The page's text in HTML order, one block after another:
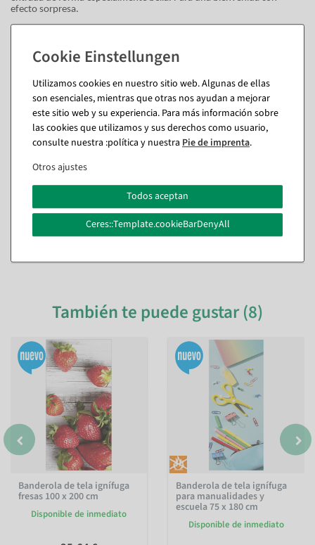
efecto sorpresa.
Para que el motivo llame la atención sin arrugas, las pancartas llevan
una vainica en la parte superior e inferior. En combinación con un
armoniosa. Los postes a juego están disponibles en aluminio y
madera. Con nuestras encantadoras líneas largas decorativas con
flores de cerezo rosas, puedes irradiar muchas vibraciones positivas.
En el área de ventas, en las ferias, en los eventos... simplemente en
todas partes.
General
Tejido impreso por una cara con bajo peso propio (115 g/m²) en
Dos costuras huecas en la parte superior e inferior, puede encontrar
barras de colgar a juego en nuestra gama.
También te puede gustar (8)
Banderola de tela ignífuga
fresas 100 x 200 cm
Disponible de inmediato
Banderola de tela ignífuga
para manualidades y
escuela 75 x 180 cm
Disponible de inmediato
Utilizamos cookies en nuestro sitio web. Algunas de ellas
son esenciales, mientras que otras nos ayudan a mejorar
este sitio web y su experiencia. Para más información sobre
las cookies que utilizamos y sus derechos como usuario,
consulte nuestra :política y nuestra Pie de imprenta.
Otros ajustes
Todos aceptan
Ceres::Template.cookieBarDenyAll